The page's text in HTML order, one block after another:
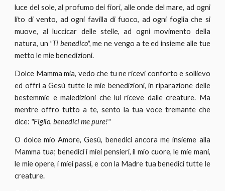
luce del sole, al profumo dei fiori, alle onde del mare, ad ogni
lito di vento, ad ogni favilla di fuoco, ad ogni foglia che si
muove, al luccicar delle stelle, ad ogni movimento della
natura, un "Ti benedico",me ne vengo a te ed insieme alle tue
metto le mie benedizioni.
Dolce Mamma mia, vedo che tu ne ricevi conforto e sollievo
ed offri a Gesù tutte le mie benedizioni, in riparazione delle
bestemmie e maledizioni che lui riceve dalle creature. Ma
mentre offro tutto a te, sento la tua voce tremante che
dice: "Figlio, benedici me pure!"
O dolce mio Amore, Gesù, benedici ancora me insieme alla
Mamma tua; benedici i miei pensieri, il mio cuore, le mie mani,
le mie opere, i miei passi, e con la Madre tua benedici tutte le
creature.